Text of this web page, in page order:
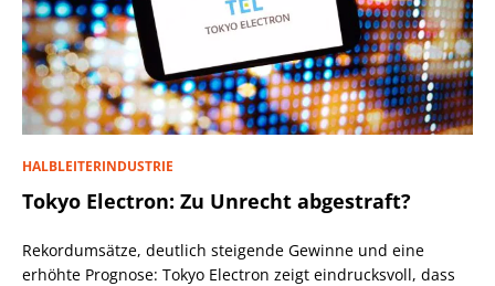
HALBLEITERINDUSTRIE
Tokyo Electron: Zu Unrecht abgestraft?
Rekordumsätze, deutlich steigende Gewinne und eine
erhöhte Prognose: Tokyo Electron zeigt eindrucksvoll, dass